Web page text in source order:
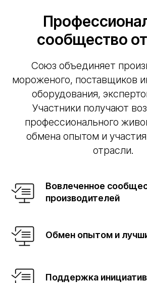
сообщество
Союз объединяет
мороженого, поставщиков
оборудования,
Участники получают
профессионального
обмена опытом и
отрасли.
Вовлеченное
производителей
Обмен опытом и
Поддержка